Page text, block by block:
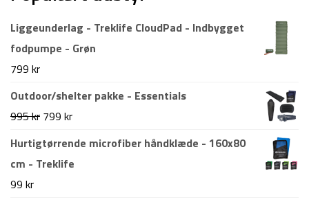
Liggeunderlag - Treklife CloudPad - Indbygget
fodpumpe - Grøn
799 kr
Outdoor/shelter pakke - Essentials
995kr Den
oprindelige
pris
799 krDen
aktuelle
Hurtigtørrende microfiber håndklæde - 160x80
cm - Treklife
99 kr